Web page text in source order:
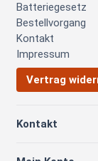
Batteriegesetz
Bestellvorgang
Kontakt
Impressum
Vertrag
Kontakt